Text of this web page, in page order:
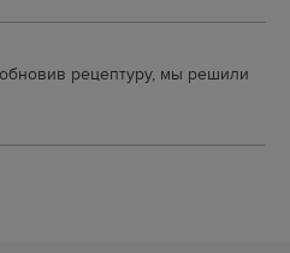
рецептуру, мы решили